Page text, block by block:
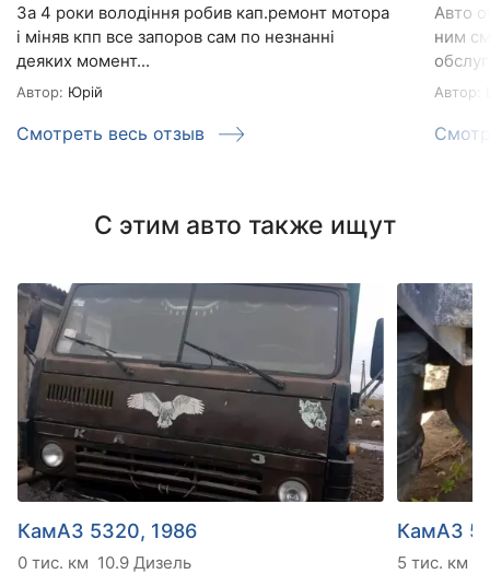
За 4 роки володіння робив кап.ремонт мотора
і міняв кпп все запоров сам по незнанні
деяких момент...
Автор: Юрій
Смотреть весь отзыв
Авто
ним
Автор:
С этим авто также ищут
КамАЗ 5320, 1986
0 тис. км 10.9 Дизель
КамАЗ
5 тис. км